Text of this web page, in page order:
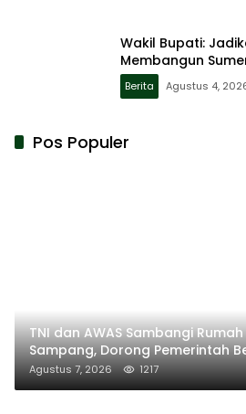
Wakil Bupati:
Membangun
Berita Agustus 4,
Pos Populer
TNI dan AWAS Sambangi
Sampang, Dorong Pemerintah
Agustus 7, 2026 1217